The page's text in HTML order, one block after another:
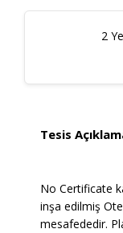
2
Tesis
No Certificate
inşa edilmiş
mesafededir.